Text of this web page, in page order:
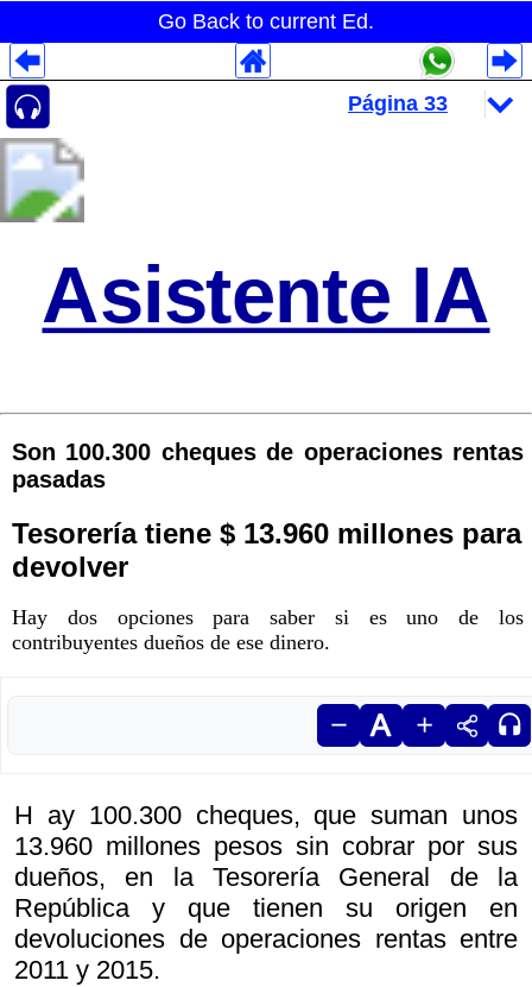
Go Back to current Ed.
Asistente IA
Son 100.300 cheques de operaciones rentas
pasadas
Tesorería tiene $ 13.960 millones para
devolver
Hay dos opciones para saber si es uno de los
contribuyentes dueños de ese dinero.
H ay 100.300 cheques, que suman unos
13.960 millones pesos sin cobrar por sus
dueños, en la Tesorería General de la
República y que tienen su origen en
devoluciones de operaciones rentas entre
2011 y 2015.
Despliegues Analytics
Despliegues Totales
Despliegues por Rubros